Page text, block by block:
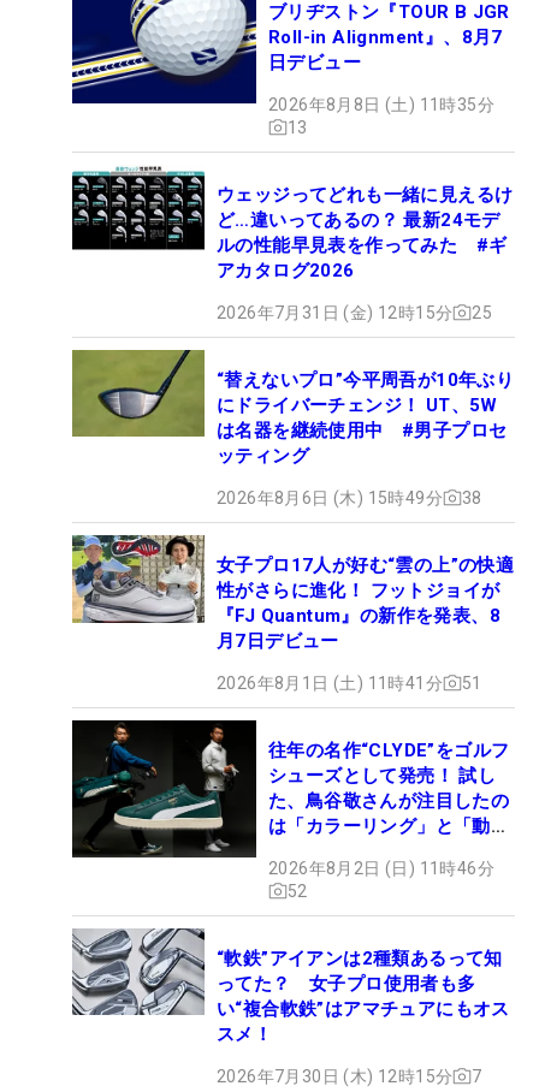
ブリヂストン『TOUR B JGR
Roll-in Alignment』、8月7
日デビュー
2026年8月8日 (土) 11時35分
13
ウェッジってどれも一緒に見えるけ
ど…違いってあるの？ 最新24モデ
ルの性能早見表を作ってみた #ギ
アカタログ2026
2026年7月31日 (金) 12時15分 25
“替えないプロ”今平周吾が10年ぶり
にドライバーチェンジ！ UT、5W
は名器を継続使用中 #男子プロセ
ッティング
2026年8月6日 (木) 15時49分 38
女子プロ17人が好む“雲の上”の快適
性がさらに進化！ フットジョイが
『FJ Quantum』の新作を発表、8
月7日デビュー
2026年8月1日 (土) 11時41分 51
往年の名作“CLYDE”をゴルフ
シューズとして発売！ 試し
た、鳥谷敬さんが注目したの
は「カラーリング」と「動き
2026年8月2日 (日) 11時46分
52
“軟鉄”アイアンは2種類あるって知
ってた？ 女子プロ使用者も多
い“複合軟鉄”はアマチュアにもオス
スメ！
2026年7月30日 (木) 12時15分 7